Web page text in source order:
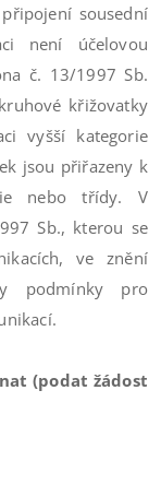
sousední
není účelovou
č. 13/1997 Sb.
křižovatky
vyšší kategorie
jsou přiřazeny k
nebo třídy. V
Sb., kterou se
ve znění
podmínky pro
(podat žádost